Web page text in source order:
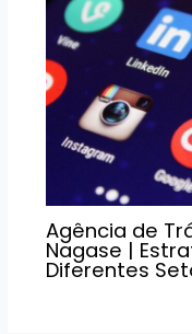
Agência de
Nagase |
Diferentes